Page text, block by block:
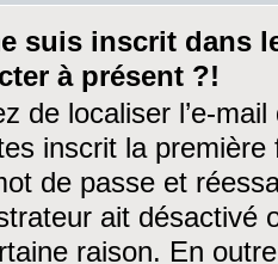
suis inscrit dans
à présent ?!
de localiser l’e-
inscrit la première
de passe et
ait désactivé
raison. En